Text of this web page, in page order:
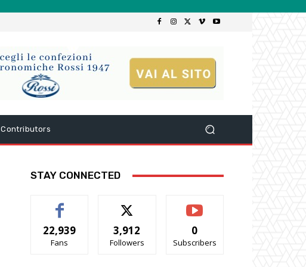
Contributors
STAY CONNECTED
22,939
Fans
3,912
Followers
0
Subscribers